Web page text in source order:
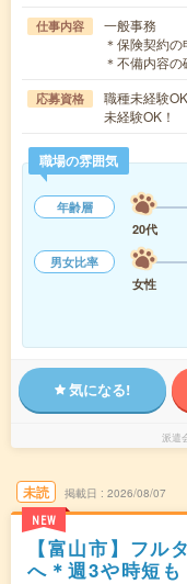
仕事内容
一般事務
＊保険契約
＊不備内容
応募資格
職種未経験
未経験OK！
職場の雰囲気
年齢層
20代
男女比率
女性
気になる!
派遣
未読
NEW
掲載日 2026/08/07
【富山市】フル
へ＊週3や時短